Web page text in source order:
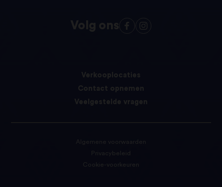
Volg ons
Verkooplocaties
Contact opnemen
Veelgestelde vragen
Algemene voorwaarden
Privacybeleid
Cookie-voorkeuren